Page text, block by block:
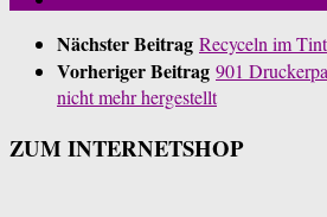
Nächster Beitrag Recyceln im
Vorheriger Beitrag 901
nicht mehr hergestellt
ZUM INTERNETSHOP